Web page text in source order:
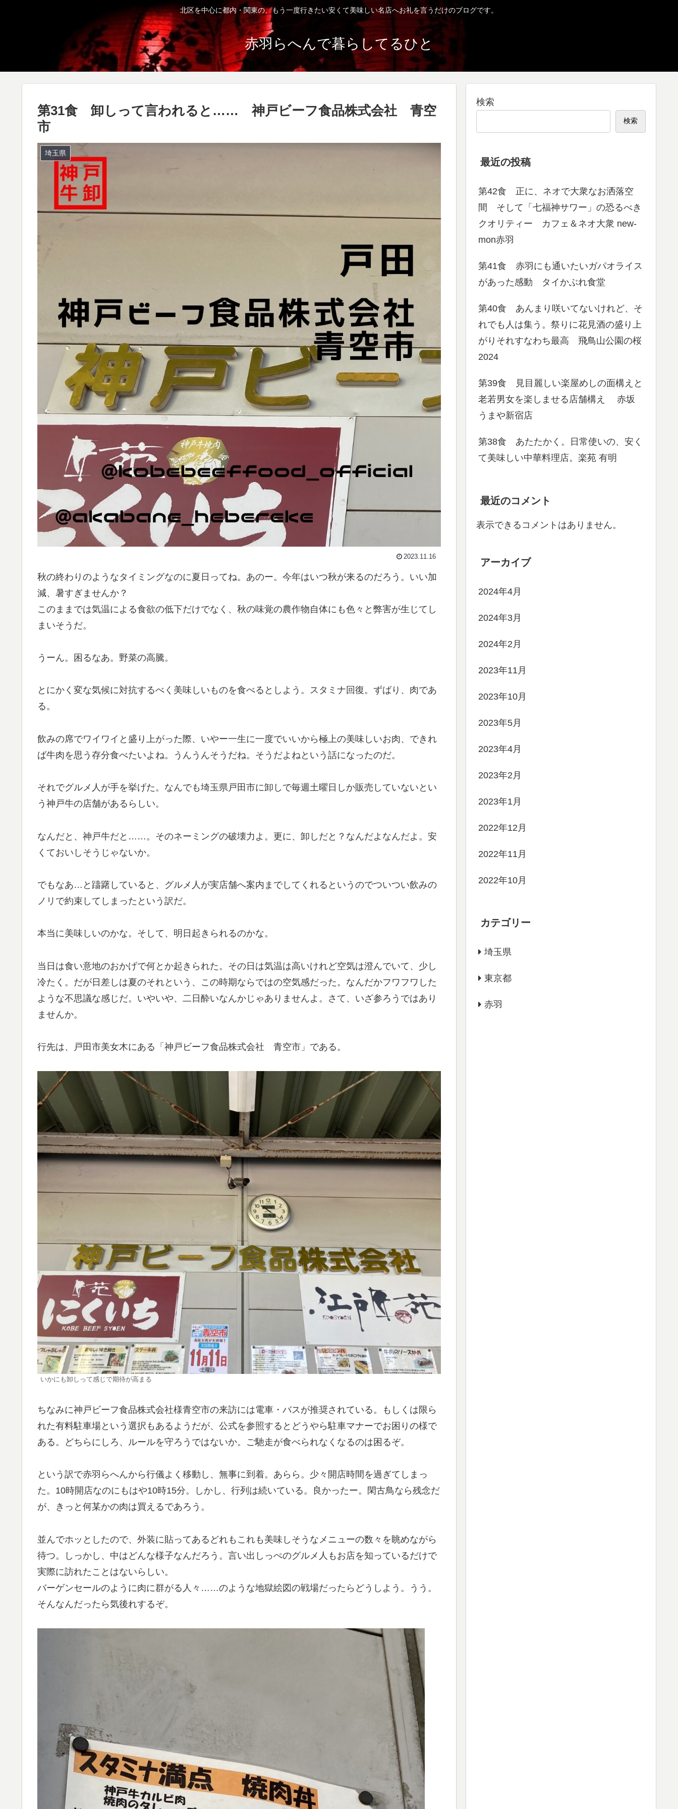
北区を中心に都内・関東の、もう一度行きたい安くて美味しい名店へお礼を言うだけのブログです。
赤羽らへんで暮らしてるひと
第31食 卸しって言われると…… 神戸ビーフ食品株式会社 青空
市
埼玉県
2023.11.16
秋の終わりのようなタイミングなのに夏日ってね。あのー。今年はいつ秋が来るのだろう。いい加
減、暑すぎませんか？
このままでは気温による食欲の低下だけでなく、秋の味覚の農作物自体にも色々と弊害が生じてし
まいそうだ。
うーん。困るなあ。野菜の高騰。
とにかく変な気候に対抗するべく美味しいものを食べるとしよう。スタミナ回復。ずばり、肉であ
る。
飲みの席でワイワイと盛り上がった際、いやー一生に一度でいいから極上の美味しいお肉、できれ
ば牛肉を思う存分食べたいよね。うんうんそうだね。そうだよねという話になったのだ。
それでグルメ人が手を挙げた。なんでも埼玉県戸田市に卸しで毎週土曜日しか販売していないとい
う神戸牛の店舗があるらしい。
なんだと、神戸牛だと……。そのネーミングの破壊力よ。更に、卸しだと？なんだよなんだよ。安
くておいしそうじゃないか。
でもなあ…と躊躇していると、グルメ人が実店舗へ案内までしてくれるというのでついつい飲みの
ノリで約束してしまったという訳だ。
本当に美味しいのかな。そして、明日起きられるのかな。
当日は食い意地のおかげで何とか起きられた。その日は気温は高いけれど空気は澄んでいて、少し
冷たく。だが日差しは夏のそれという、この時期ならではの空気感だった。なんだかフワフワした
ような不思議な感じだ。いやいや、二日酔いなんかじゃありませんよ。さて、いざ参ろうではあり
ませんか。
行先は、戸田市美女木にある「神戸ビーフ食品株式会社 青空市」である。
いかにも卸しって感じで期待が高まる
ちなみに神戸ビーフ食品株式会社様青空市の来訪には電車・バスが推奨されている。もしくは限ら
れた有料駐車場という選択もあるようだが、公式を参照するとどうやら駐車マナーでお困りの様で
ある。どちらにしろ、ルールを守ろうではないか。ご馳走が食べられなくなるのは困るぞ。
という訳で赤羽らへんから行儀よく移動し、無事に到着。あらら。少々開店時間を過ぎてしまっ
た。10時開店なのにもはや10時15分。しかし、行列は続いている。良かったー。閑古鳥なら残念だ
が、きっと何某かの肉は買えるであろう。
並んでホッとしたので、外装に貼ってあるどれもこれも美味しそうなメニューの数々を眺めながら
待つ。しっかし、中はどんな様子なんだろう。言い出しっぺのグルメ人もお店を知っているだけで
実際に訪れたことはないらしい。
バーゲンセールのように肉に群がる人々……のような地獄絵図の戦場だったらどうしよう。うう。
そんなんだったら気後れするぞ。
検索
検索
最近の投稿
第42食 正に、ネオで大衆なお洒落空
間 そして「七福神サワー」の恐るべき
クオリティー カフェ＆ネオ大衆 new-
mon赤羽
第41食 赤羽にも通いたいガパオライス
があった感動 タイかぶれ食堂
第40食 あんまり咲いてないけれど、そ
れでも人は集う。祭りに花見酒の盛り上
がりそれすなわち最高 飛鳥山公園の桜
2024
第39食 見目麗しい楽屋めしの面構えと
老若男女を楽しませる店舗構え 赤坂
うまや新宿店
第38食 あたたかく。日常使いの、安く
て美味しい中華料理店。楽苑 有明
最近のコメント
表示できるコメントはありません。
アーカイブ
2024年4月
2024年3月
2024年2月
2023年11月
2023年10月
2023年5月
2023年4月
2023年2月
2023年1月
2022年12月
2022年11月
2022年10月
カテゴリー
埼玉県
東京都
赤羽